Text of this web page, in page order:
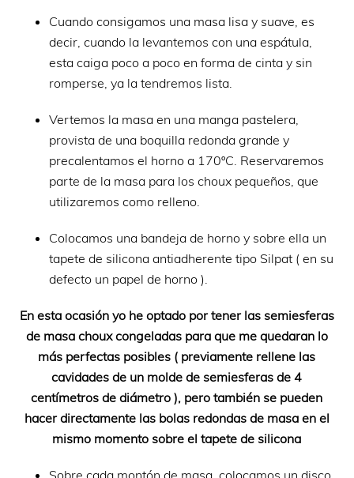
Cuando consigamos una masa lisa y suave, es
decir, cuando la levantemos con una espátula,
esta caiga poco a poco en forma de cinta y sin
romperse, ya la tendremos lista.
Vertemos la masa en una manga pastelera,
provista de una boquilla redonda grande y
precalentamos el horno a 170ºC. Reservaremos
parte de la masa para los choux pequeños, que
utilizaremos como relleno.
Colocamos una bandeja de horno y sobre ella un
tapete de silicona antiadherente tipo Silpat ( en su
defecto un papel de horno ).
En esta ocasión yo he optado por tener las semiesferas
de masa choux congeladas para que me quedaran lo
más perfectas posibles ( previamente rellene las
cavidades de un molde de semiesferas de 4
centímetros de diámetro ), pero también se pueden
hacer directamente las bolas redondas de masa en el
mismo momento sobre el tapete de silicona
Sobre cada montón de masa, colocamos un disco